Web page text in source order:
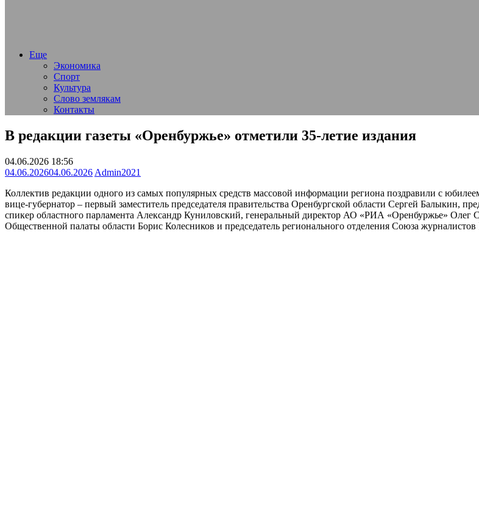
Еще
Экономика
Спорт
Культура
Слово землякам
Контакты
В редакции газеты «Оренбуржье» отметили 35-летие издания
04.06.2026 18:56
04.06.202604.06.2026 Admin2021
Коллектив редакции одного из самых популярных средств массовой информации региона поздравили с
вице-губернатор – первый заместитель председателя правительства Оренбургской области Сергей Балыкин,
спикер областного парламента Александр Куниловский, генеральный директор АО «РИА «Оренбуржье» Олег
Общественной палаты области Борис Колесников и председатель регионального отделения Союза